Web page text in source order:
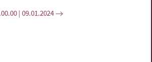
| 09.01.2024